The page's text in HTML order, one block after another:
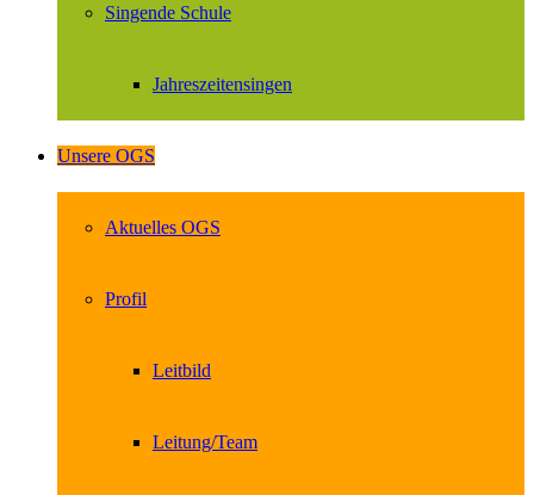
Singende Schule
Jahreszeitensingen
Unsere OGS
Aktuelles OGS
Profil
Leitbild
Leitung/Team